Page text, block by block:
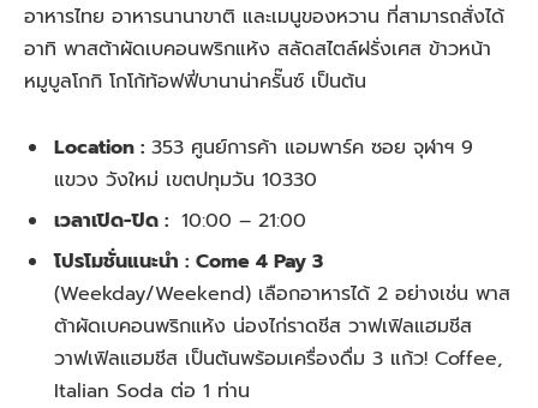
อาหารไทย อาหารนานาขาติ และเมนูของหวาน ที่สามารถสั่งได้
อาทิ พาสต้าผัดเบคอนพริกแห้ง สลัดสไตล์ฝรั่งเศส ข้าวหน้า
หมูบูลโกกิ โกโก้ท้อฟฟี่บานาน่าครั๊นซ์ เป็นต้น
Location : 353 ศูนย์การค้า แอมพาร์ค ซอย จุฬาฯ 9
แขวง วังใหม่ เขตปทุมวัน 10330
เวลาเปิด-ปิด : 10:00 – 21:00
โปรโมชั่นแนะนำ : Come 4 Pay 3
(Weekday/Weekend) เลือกอาหารได้ 2 อย่างเช่น พาส
ต้าผัดเบคอนพริกแห้ง น่องไก่ราดชีส วาฟเฟิลแฮมชีส
วาฟเฟิลแฮมชีส เป็นต้นพร้อมเครื่องดื่ม 3 แก้ว! Coffee,
Italian Soda ต่อ 1 ท่าน